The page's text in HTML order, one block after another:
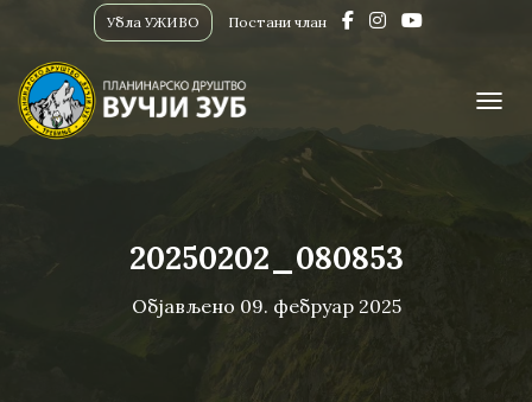
Убла УЖИВО Постани члан
20250202_080853
Објављено 09. фебруар 2025